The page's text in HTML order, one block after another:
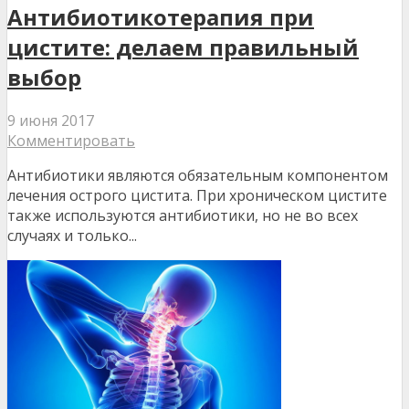
Антибиотикотерапия при
цистите: делаем правильный
выбор
9 июня 2017
Комментировать
Антибиотики являются обязательным компонентом
лечения острого цистита. При хроническом цистите
также используются антибиотики, но не во всех
случаях и только...